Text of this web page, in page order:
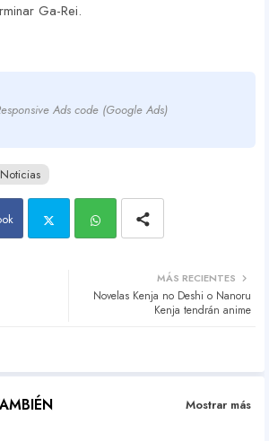
Ga-Rei.
Ads code (Google Ads)
Noticias
atsa
MÁS RECIENTES
Novelas Kenja no Deshi o Nanoru
Kenja tendrán anime
Mostrar más